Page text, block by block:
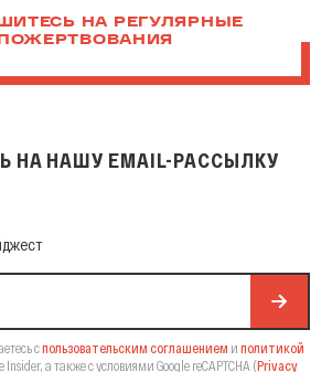
НА РЕГУЛЯРНЫЕ
ПОЖЕРТВОВАНИЯ
НА НАШУ EMAIL-РАССЫЛКУ
Email-рассылку
спользовательским соглашением и политикой
Insider, а также с условиями Google reCAPTCHA (Privacy